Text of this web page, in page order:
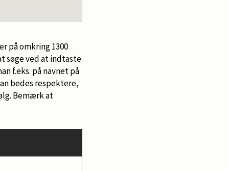
på omkring 1300
søge ved at indtaste
f.eks. på navnet på
bedes respektere,
Bemærk at